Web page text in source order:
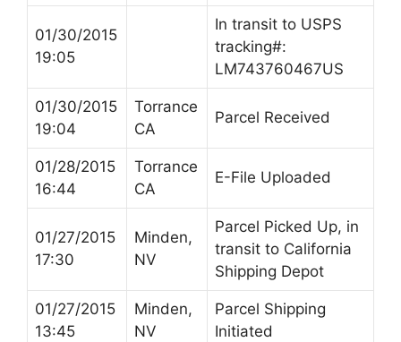
01/30/2015
19:05
In transit to USPS
tracking#:
LM743760467US
01/30/2015
19:04
Torrance
CA
Parcel Received
01/28/2015
16:44
Torrance
CA
E-File Uploaded
01/27/2015
17:30
Minden,
NV
Parcel Picked Up, in
transit to California
Shipping Depot
01/27/2015
13:45
Minden,
NV
Parcel Shipping
Initiated